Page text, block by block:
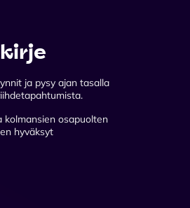
ja pysy ajan tasalla
kolmansien osapuolten
hyväksyt